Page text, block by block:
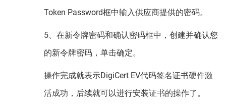
Token Password框中输入供应商提供的密码。
5、在新令牌密码和确认密码框中，创建并确认您
的新令牌密码，单击确定。
操作完成就表示DigiCert EV代码签名证书硬件激
活成功，后续就可以进行安装证书的操作了。